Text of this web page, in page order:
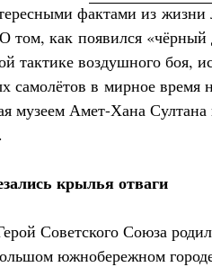
фактами из жизни
том, как появился «чёрный
тактике воздушного боя,
самолётов в мирное время
музеем Амет-Хана
крылья отваги
Советского Союза
южнобережном